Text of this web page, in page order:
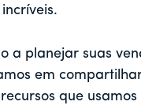
a planejar suas
em
que